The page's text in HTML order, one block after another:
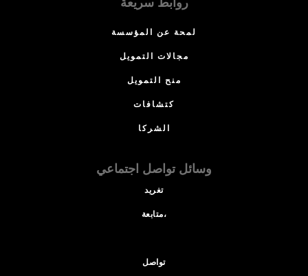
روابط سريعة
لمحة عن المؤسسة
مجالات التمويل
منح التمويل
كتشافات
الشركا
وسائل تواصل اجتماعي
تغريد
متابعة،
تواصل